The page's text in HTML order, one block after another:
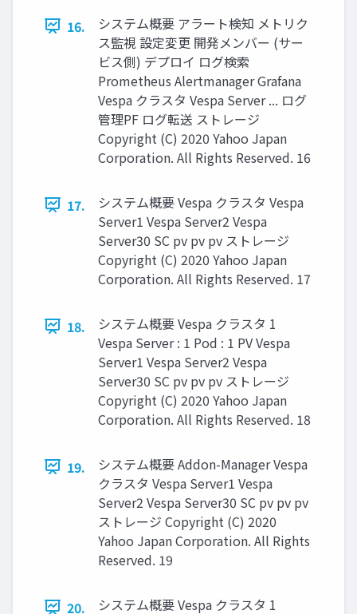
16.
システム概要 アラート検知 メトリク
ス監視 設定変更 開発メンバー (サー
ビス側) デプロイ ログ検索
Prometheus Alertmanager Grafana
Vespa クラスタ Vespa Server ... ログ
管理PF ログ転送 ストレージ
Copyright (C) 2020 Yahoo Japan
Corporation. All Rights Reserved. 16
17.
システム概要 Vespa クラスタ Vespa
Server1 Vespa Server2 Vespa
Server30 SC pv pv pv ストレージ
Copyright (C) 2020 Yahoo Japan
Corporation. All Rights Reserved. 17
18.
システム概要 Vespa クラスタ 1
Vespa Server : 1 Pod : 1 PV Vespa
Server1 Vespa Server2 Vespa
Server30 SC pv pv pv ストレージ
Copyright (C) 2020 Yahoo Japan
Corporation. All Rights Reserved. 18
19.
システム概要 Addon-Manager Vespa
クラスタ Vespa Server1 Vespa
Server2 Vespa Server30 SC pv pv pv
ストレージ Copyright (C) 2020
Yahoo Japan Corporation. All Rights
Reserved. 19
20.
システム概要 Vespa クラスタ 1